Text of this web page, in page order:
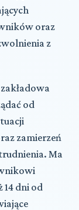
oraz
z
od
zamierzeń
Ma
14 dni od